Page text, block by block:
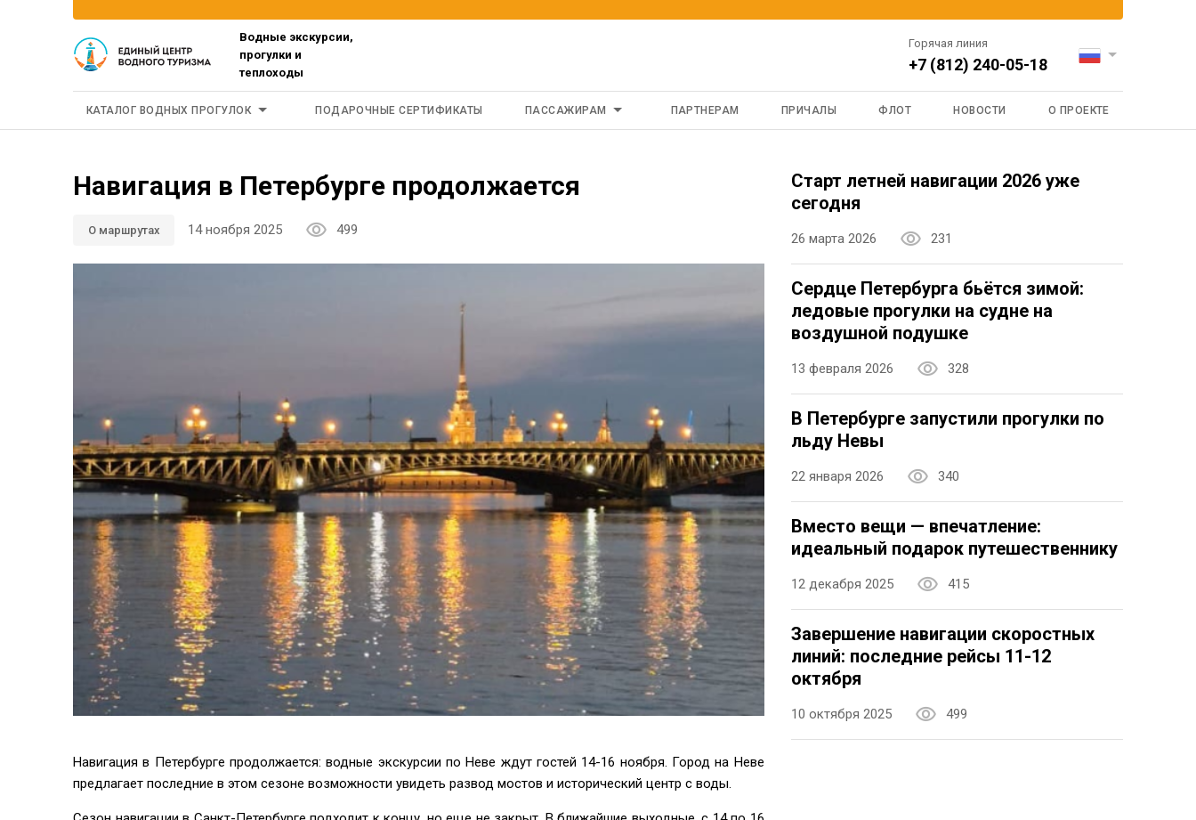
Водные экскурсии,
прогулки и
теплоходы
Горячая линия
+7 (812) 240-05-18
КАТАЛОГ ВОДНЫХ ПРОГУЛОК ПОДАРОЧНЫЕ СЕРТИФИКАТЫ ПАССАЖИРАМ ПАРТНЕРАМ ПРИЧАЛЫ ФЛОТ НОВОСТИ О ПРОЕКТЕ
Навигация в Петербурге продолжается
О маршрутах 14 ноября 2025 499
Навигация в Петербурге продолжается: водные экскурсии по Неве ждут гостей 14-16 ноября. Город на Неве
предлагает последние в этом сезоне возможности увидеть развод мостов и исторический центр с воды.
Старт летней навигации 2026 уже
сегодня
26 марта 2026 231
Сердце Петербурга бьётся зимой:
ледовые прогулки на судне на
воздушной подушке
13 февраля 2026 328
В Петербурге запустили прогулки по
льду Невы
22 января 2026 340
Вместо вещи — впечатление:
идеальный подарок путешественнику
12 декабря 2025 415
Завершение навигации скоростных
линий: последние рейсы 11-12
октября
10 октября 2025 499